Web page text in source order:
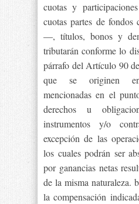
cuotas y
cuotas partes de fondos
—, títulos, bonos y
tributarán conforme lo
párrafo del Artículo 90
que se originen
mencionadas en el
derechos u
instrumentos y/o
excepción de las
los cuales podrán ser
por ganancias netas
de la misma naturaleza.
la compensación